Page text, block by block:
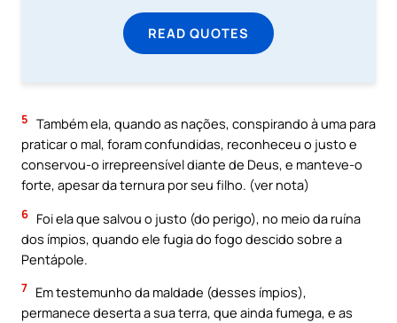
READ QUOTES
5 Também ela, quando as nações, conspirando à uma para
praticar o mal, foram confundidas, reconheceu o justo e
conservou-o irrepreensível diante de Deus, e manteve-o
forte, apesar da ternura por seu filho. (ver nota)
6 Foi ela que salvou o justo (do perigo), no meio da ruína
dos ímpios, quando ele fugia do fogo descido sobre a
Pentápole.
7 Em testemunho da maldade (desses ímpios),
permanece deserta a sua terra, que ainda fumega, e as